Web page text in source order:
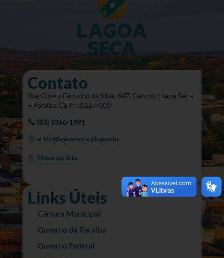
Contato
Rua Cícero Faustino da Silva, 647, Centro, Lagoa Seca
– Paraíba. CEP: 58117-000
(83) 3366-1991
e-sic@lagoaseca.pb.gov.br
Mapa do Site
Links Úteis
Câmara Municipal
Governo da Paraíba
Governo Federal